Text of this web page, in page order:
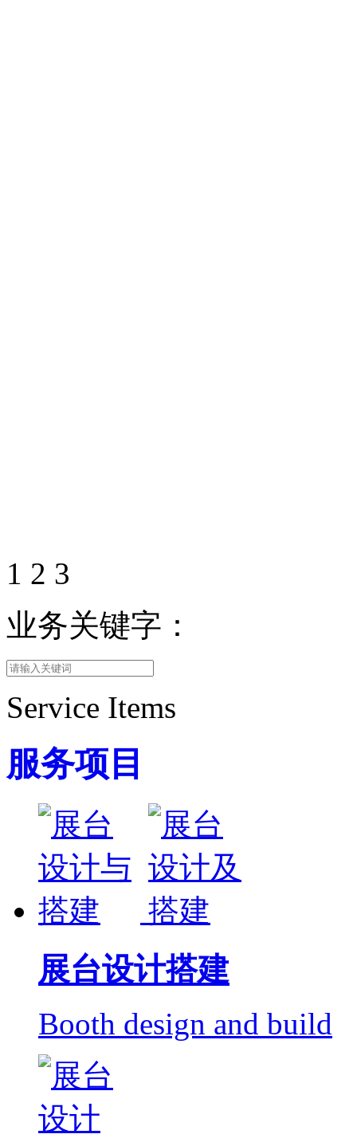
1 2 3
业务关键字：
Service Items
服务项目
展台设计搭建
Booth design and build